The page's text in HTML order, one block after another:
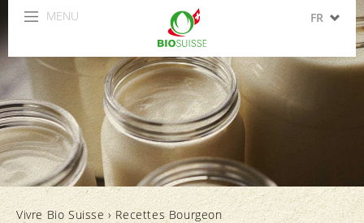
MENU FR
ES
Vivre Bio Suisse › Recettes Bourgeon